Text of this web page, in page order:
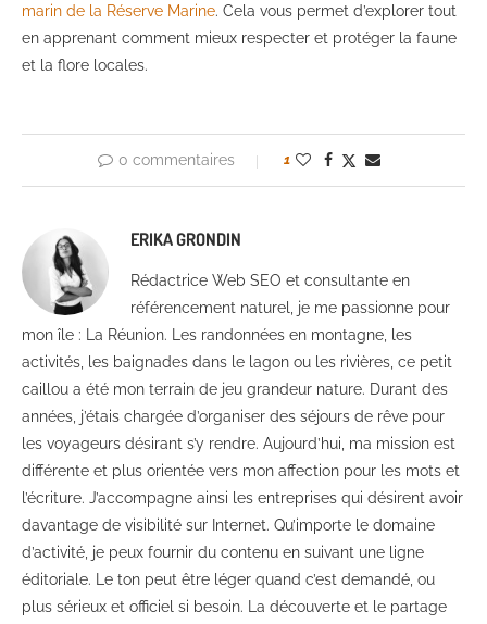
marin de la Réserve Marine. Cela vous permet d’explorer tout
en apprenant comment mieux respecter et protéger la faune
et la flore locales.
0 commentaires 1
ERIKA GRONDIN
Rédactrice Web SEO et consultante en
référencement naturel, je me passionne pour
mon île : La Réunion. Les randonnées en montagne, les
activités, les baignades dans le lagon ou les rivières, ce petit
caillou a été mon terrain de jeu grandeur nature. Durant des
années, j’étais chargée d’organiser des séjours de rêve pour
les voyageurs désirant s’y rendre. Aujourd’hui, ma mission est
différente et plus orientée vers mon affection pour les mots et
l’écriture. J’accompagne ainsi les entreprises qui désirent avoir
davantage de visibilité sur Internet. Qu’importe le domaine
d’activité, je peux fournir du contenu en suivant une ligne
éditoriale. Le ton peut être léger quand c’est demandé, ou
plus sérieux et officiel si besoin. La découverte et le partage